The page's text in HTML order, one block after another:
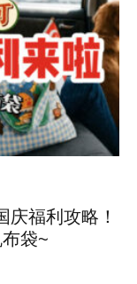
福利攻略！
袋~